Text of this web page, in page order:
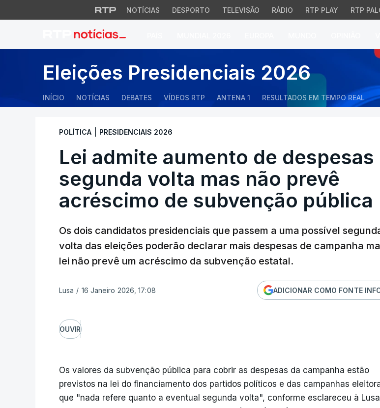
NOTÍCIAS DESPORTO TELEVISÃO RÁDIO RTP PLAY RTP
Lei admite aumento de despesas
Eleições Presidenciais 2026
INÍCIO NOTÍCIAS DEBATES VÍDEOS RTP ANTENA 1 RESULTADOS EM TEMPO REAL
POLÍTICA PRESIDENCIAIS 2026
Lei admite aumento de despesas
segunda volta mas não prevê
acréscimo de subvenção pública
Os dois candidatos presidenciais que passem a uma possível
volta das eleições poderão declarar mais despesas de campanha
lei não prevê um acréscimo da subvenção estatal.
Lusa / 16 Janeiro 2026, 17:08 ADICIONAR COMO FONTE
OUVIR
Os valores da subvenção pública para cobrir as despesas da campanha estão
previstos na lei do financiamento dos partidos políticos e das campanhas
que "nada refere quanto a eventual segunda volta", conforme esclareceu à